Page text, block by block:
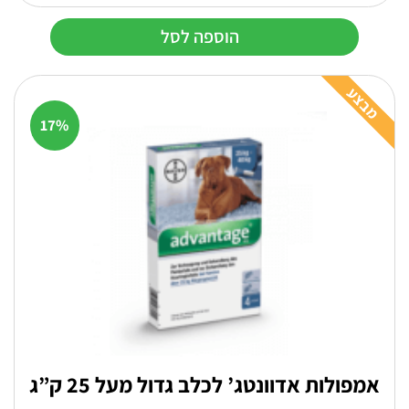
המקורי
היה:
הנוכחי
הוא:
הוספה לסל
מבצע
17%
אמפולות אדוונטג’ לכלב גדול מעל 25 ק”ג